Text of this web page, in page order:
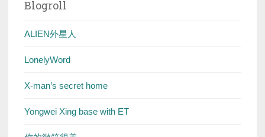
Blogroll
ALIEN外星人
LonelyWord
X-man’s secret home
Yongwei Xing base with ET